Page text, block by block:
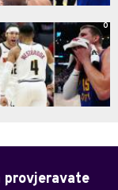
0
provjeravate